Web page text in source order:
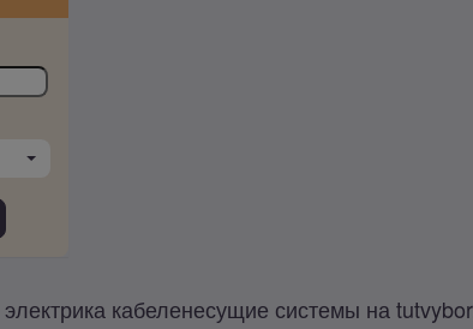
кабеленесущие системы на